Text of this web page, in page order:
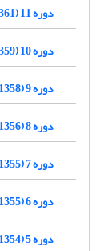
دوره 11 (1361)
دوره 10 (1359)
دوره 9 (1358)
دوره 8 (1356)
دوره 7 (1355)
دوره 6 (1355)
دوره 5 (1354)